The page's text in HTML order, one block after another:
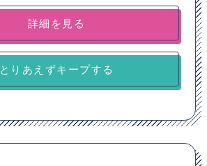
詳細を見る
とりあえずキープする